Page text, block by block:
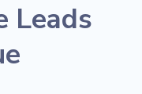
Leads